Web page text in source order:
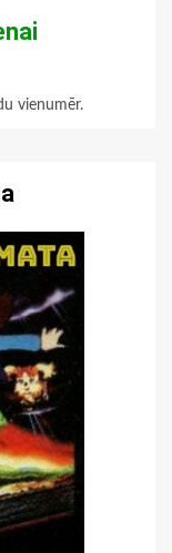
vienumēr.